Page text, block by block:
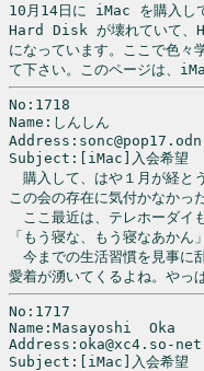
10月14日に iMac を購入し
Hard Disk が壊れていて、
になっています。ここで色
て下さい。このページは、
No:1718
Name:しんしん
Subject:[iMac]入会希望
購入して、はや１月が経と
この会の存在に気付かなかっ
ここ最近は、テレホーダイ
「もう寝な、もう寝なあかん
今までの生活習慣を見事に
No:1717
Name:Masayoshi  Oka
Address:oka@xc4.so-
Subject:[iMac]入会希望